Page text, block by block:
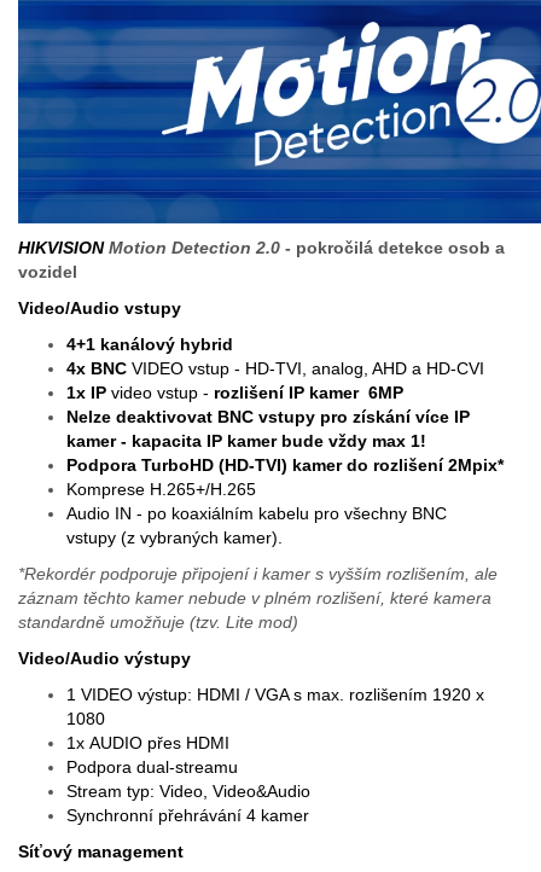
HIKVISIONMotion Detection 2.0 - pokročilá detekce osob a
vozidel
Video/Audio vstupy
4+1 kanálový hybrid
4x BNC VIDEO vstup - HD-TVI, analog, AHD a HD-CVI
1x IP video vstup - rozlišení IP kamer 6MP
Nelze deaktivovat BNC vstupy pro získání více IP
kamer - kapacita IP kamer bude vždy max 1!
Podpora TurboHD (HD-TVI) kamer do rozlišení 2Mpix*
Komprese H.265+/H.265
Audio IN - po koaxiálním kabelu pro všechny BNC
vstupy (z vybraných kamer).
*Rekordér podporuje připojení i kamer s vyšším rozlišením, ale
záznam těchto kamer nebude v plném rozlišení, které kamera
standardně umožňuje (tzv. Lite mod)
Video/Audio výstupy
1 VIDEO výstup: HDMI / VGA s max. rozlišením 1920 x
1080
1x AUDIO přes HDMI
Podpora dual-streamu
Stream typ: Video, Video&Audio
Synchronní přehrávání 4 kamer
Síťový management